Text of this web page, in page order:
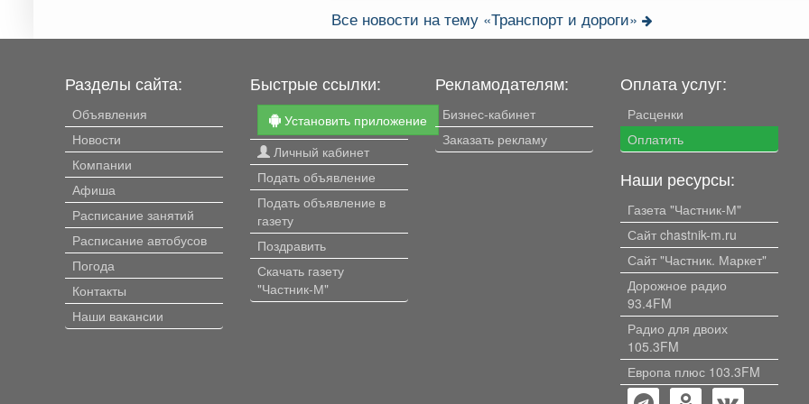
Все новости на тему «Транспорт и дороги»
Разделы сайта:
Объявления
Новости
Компании
Афиша
Расписание занятий
Расписание автобусов
Погода
Контакты
Наши вакансии
Быстрые ссылки:
Установить приложение
Личный кабинет
Подать объявление
Подать объявление в
газету
Поздравить
Скачать газету
"Частник-М"
Рекламодателям:
Бизнес-кабинет
Заказать рекламу
Оплата услуг:
Расценки
Оплатить
Наши ресурсы:
Газета "Частник-М"
Сайт chastnik-m.ru
Сайт "Частник. Маркет"
Дорожное радио
93.4FM
Радио для двоих
105.3FM
Европа плюс 103.3FM